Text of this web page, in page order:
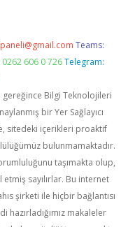
Teams:
606 0 726 Telegram:
gereğince Bilgi Teknolojileri
bir Yer Sağlayıcı
sitedeki içerikleri proaktif
bulunmamaktadır.
taşımakta olup,
sayılırlar. Bu internet
şirketi ile hiçbir bağlantısı
hazırladığımız makaleler